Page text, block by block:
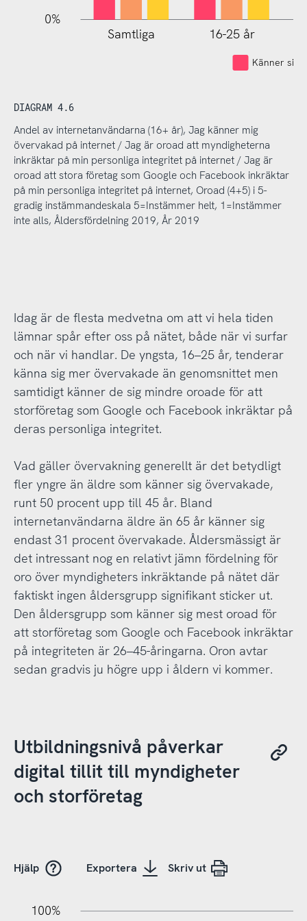
0%
Samtliga
16-25 år
Känner sig
DIAGRAM 4.6
Andel av internetanvändarna (16+ år), Jag känner mig
övervakad på internet / Jag är oroad att myndigheterna
inkräktar på min personliga integritet på internet / Jag är
oroad att stora företag som Google och Facebook inkräktar
på min personliga integritet på internet, Oroad (4+5) i 5-
gradig instämmandeskala 5=Instämmer helt, 1=Instämmer
inte alls, Åldersfördelning 2019, År 2019
Idag är de flesta medvetna om att vi hela tiden
lämnar spår efter oss på nätet, både när vi surfar
och när vi handlar. De yngsta, 16–25 år, tenderar
känna sig mer övervakade än genomsnittet men
samtidigt känner de sig mindre oroade för att
storföretag som Google och Facebook inkräktar på
deras personliga integritet.
Vad gäller övervakning generellt är det betydligt
fler yngre än äldre som känner sig övervakade,
runt 50 procent upp till 45 år. Bland
internetanvändarna äldre än 65 år känner sig
endast 31 procent övervakade. Åldersmässigt är
det intressant nog en relativt jämn fördelning för
oro över myndigheters inkräktande på nätet där
faktiskt ingen åldersgrupp signifikant sticker ut.
Den åldersgrupp som känner sig mest oroad för
att storföretag som Google och Facebook inkräktar
på integriteten är 26–45-åringarna. Oron avtar
sedan gradvis ju högre upp i åldern vi kommer.
Utbildningsnivå påverkar
digital tillit till myndigheter
och storföretag
Hjälp Exportera Skriv ut
100%